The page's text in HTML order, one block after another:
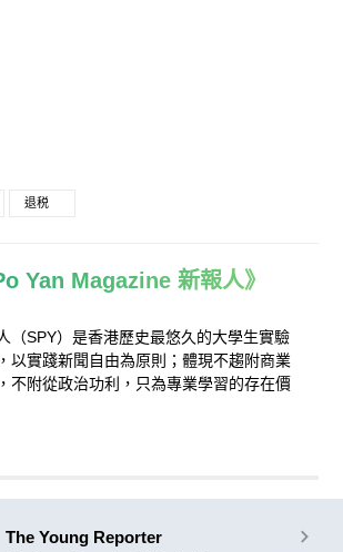
退税
Yan Magazine 新報人》
（SPY）是香港歷史最悠久的大學生實驗
以實踐新聞自由為原則；體現不趨附商業
不附從政治功利，只為專業學習的存在價
The Young Reporter